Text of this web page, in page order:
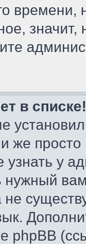
значит,
в списке!
же
узнать у
нужный
не
phpBB